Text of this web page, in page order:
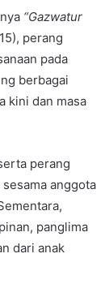
“Gazwatur
perang
pada
berbagai
kini dan masa
perang
anggota
panglima
dari anak